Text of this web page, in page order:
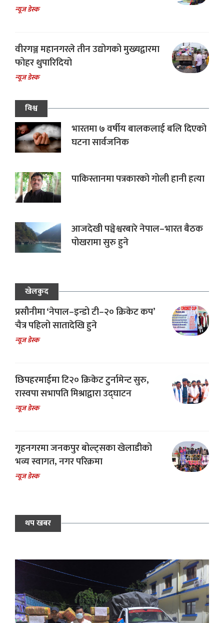
न्यूज डेस्क
वीरगञ्ज महानगरले तीन उद्योगको मुख्यद्वारमा
फोहर थुपारिदियो
न्यूज डेस्क
विश्व
भारतमा ७ वर्षीय बालकलाई बलि दिएको
घटना सार्वजनिक
पाकिस्तानमा पत्रकारको गोली हानी हत्या
आजदेखी पञ्चेश्वरबारे नेपाल–भारत बैठक
पोखरामा सुरु हुने
खेलकुद
प्रसौनीमा ‘नेपाल–इन्डो टी–२० क्रिकेट कप’
चैत्र पहिलो सातादेखि हुने
न्यूज डेस्क
छिपहरमाईमा टि२० क्रिकेट टुर्नामेन्ट सुरु,
रास्वपा सभापति मिश्राद्वारा उद्घाटन
न्यूज डेस्क
गृहनगरमा जनकपुर बोल्ट्सका खेलाडीको
भव्य स्वागत, नगर परिक्रमा
न्यूज डेस्क
थप खबर